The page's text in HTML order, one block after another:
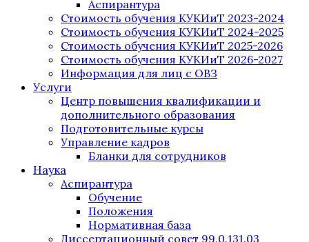
Аспирантура
Стоимость обучения КУКИиТ 2023-2024
Стоимость обучения КУКИиТ 2024-2025
Стоимость обучения КУКИиТ 2025-2026
Стоимость обучения КУКИиТ 2026-2027
Информация для лиц с ОВЗ
Услуги
Центр повышения квалификации и
дополнительного образования
Подготовительные курсы
Управление кадров
Бланки для сотрудников
Наука
Аспирантура
Обучение
Положения
Нормативная база
Диссертационный совет 99.0.131.03